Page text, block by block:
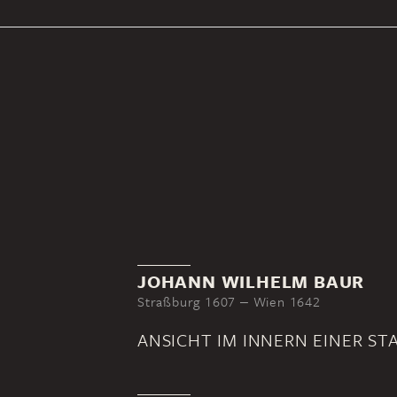
JOHANN WILHELM BAUR
Straßburg 1607 ‒ Wien 1642
ANSICHT IM INNERN EINER